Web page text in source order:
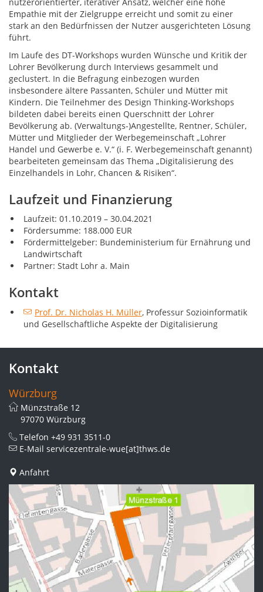
Empathie mit der Zielgruppe erreicht und somit zu einer
stark an den Bedürfnissen der Nutzer ausgerichteten Lösung
führt.
Im Laufe des DT-Workshops wurden Wünsche und Kritik der
Lohrer Bevölkerung durch Interviews gesammelt und
geclustert. In die Befragung einbezogen wurden
insbesondere ältere Passanten, Schüler und Mütter mit
Kindern. Die Teilnehmer des Design Thinking-Workshops
bildeten dabei bereits einen Querschnitt der Lohrer
Bevölkerung ab. (Verwaltungs-)Angestellte, Rentner, Schüler,
Mütter und Mitglieder der Werbegemeinschaft „Lohrer
Handel und Gewerbe e. V.“ (i. F. Werbegemeinschaft genannt)
bearbeiteten gemeinsam das Thema „Digitalisierung des
Einzelhandels in Lohr, Chancen & Risiken“.
Laufzeit und Finanzierung
Laufzeit: 01.10.2019 – 30.04.2021
Fördersumme: 188.000 EUR
Fördermittelgeber: Bundeministerium für Ernährung und
Landwirtschaft
Partner: Stadt Lohr a. Main
Kontakt
Prof. Dr. Nicholas H. Müller, Professur Sozioinformatik
und Gesellschaftliche Aspekte der Digitalisierung
Kontakt
Würzburg
Münzstraße 12
97070 Würzburg
Telefon +49 931 3511-0
E-Mail servicezentrale-wue[at]thws.de
Anfahrt